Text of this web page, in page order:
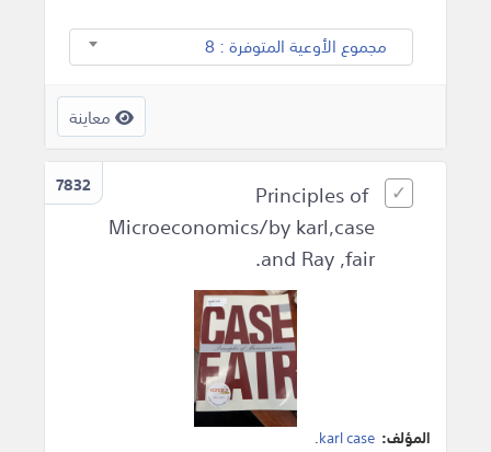
مجموع الأوعية المتوفرة : 8
معاينة
7832
Principles of
Microeconomics/by karl,case
and Ray ,fair.
المؤلف: karl case
.